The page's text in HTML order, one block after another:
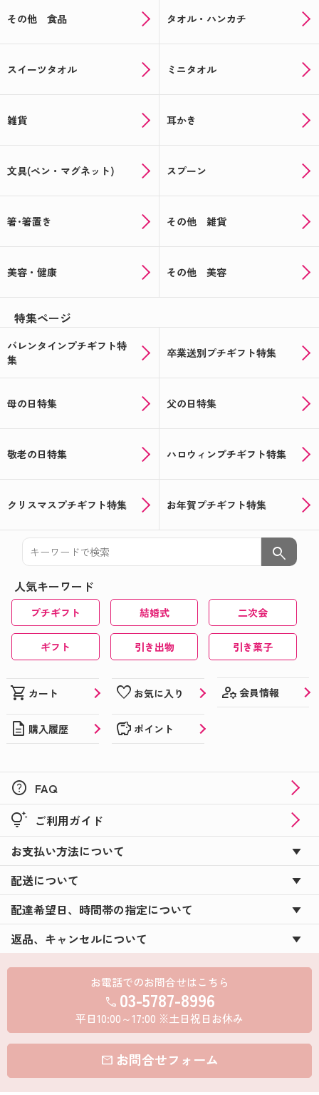
その他 食品 タオル・ハンカチ
スイーツタオル ミニタオル
雑貨 耳かき
文具(ペン・マグネット) スプーン
箸･箸置き その他 雑貨
美容・健康 その他 美容
特集ページ
バレンタインプチギフト特
集
卒業送別プチギフト特集
母の日特集 父の日特集
敬老の日特集 ハロウィンプチギフト特集
クリスマスプチギフト特集 お年賀プチギフト特集
search
人気キーワード
プチギフト 結婚式 二次会
ギフト 引き出物 引き菓子
shopping_cart カート favorite お気に入り manage_accounts 会員情報
description 購入履歴 savings ポイント
help FAQ
tips_and_updates ご利用ガイド
お支払い方法について
配送について
配達希望日、時間帯の指定について
返品、キャンセルについて
お電話でのお問合せはこちら
call 03-5787-8996
平日10:00～17:00 ※土日祝日お休み
mail お問合せフォーム